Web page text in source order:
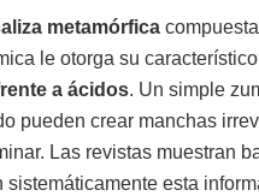
metamórfica
le otorga su
a ácidos. Un simple
pueden crear manchas
Las revistas muestran
sistemáticamente esta